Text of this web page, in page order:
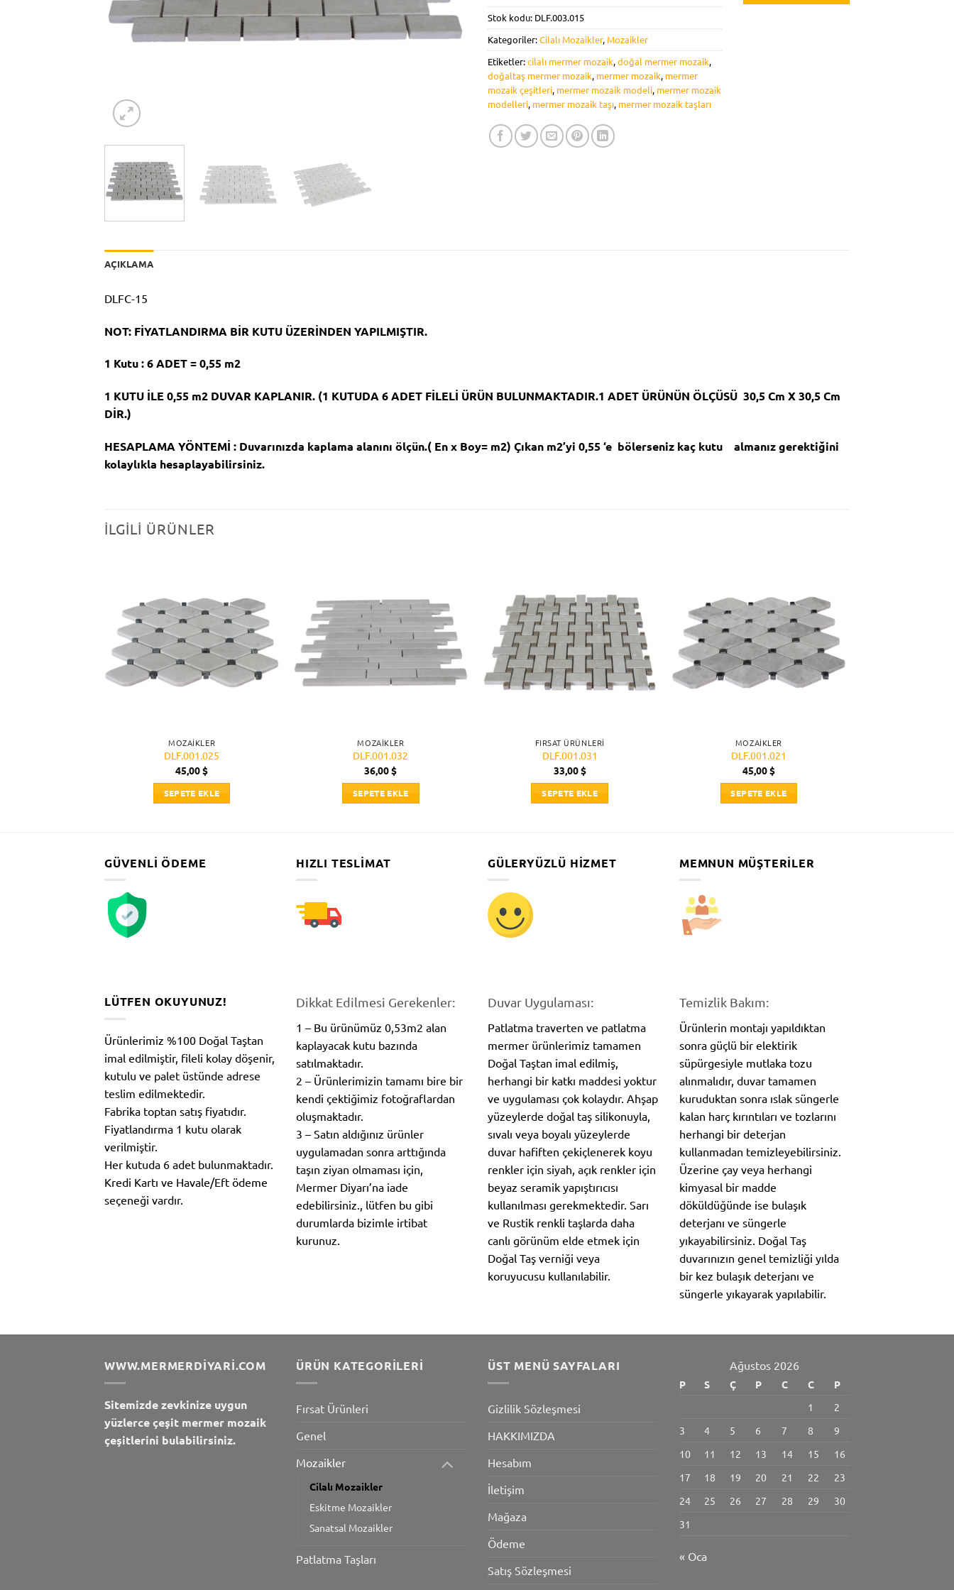
Stok kodu: DLF.003.015
Kategoriler:Cilalı Mozaikler, Mozaikler
Etiketler:cilalı mermer mozaik,doğal mermer mozaik,
doğaltaş mermer mozaik, mermer mozaik, mermer
mozaik çeşitleri, mermer mozaik modeli, mermer mozaik
modelleri, mermer mozaik taşı, mermer mozaik taşları
AÇIKLAMA
DLFC-15
NOT: FİYATLANDIRMA BİR KUTU ÜZERİNDEN YAPILMIŞTIR.
1 Kutu : 6 ADET = 0,55 m2
1 KUTU İLE 0,55 m2 DUVAR KAPLANIR. (1 KUTUDA 6 ADET FİLELİ ÜRÜN BULUNMAKTADIR.1 ADET ÜRÜNÜN ÖLÇÜSÜ 30,5 Cm X 30,5 Cm
DİR.)
HESAPLAMA YÖNTEMİ : Duvarınızda kaplama alanını ölçün.( En x Boy= m2) Çıkan m2’yi 0,55 ‘e bölerseniz kaç kutu almanız gerektiğini
kolaylıkla hesaplayabilirsiniz.
İLGILI ÜRÜNLER
MOZAIKLER
DLF.001.025
45,00$
SEPETE EKLE
MOZAIKLER
DLF.001.032
36,00$
SEPETE EKLE
FIRSAT ÜRÜNLERI
DLF.001.031
33,00$
SEPETE EKLE
MOZAIKLER
DLF.001.021
45,00$
SEPETE EKLE
GÜVENLI ÖDEME HIZLI TESLIMAT GÜLERYÜZLÜ HIZMET MEMNUN MÜŞTERILER
LÜTFEN OKUYUNUZ!
Ürünlerimiz %100 Doğal Taştan
imal edilmiştir, fileli kolay döşenir,
kutulu ve palet üstünde adrese
teslim edilmektedir.
Fabrika toptan satış fiyatıdır.
Fiyatlandırma 1 kutu olarak
verilmiştir.
Her kutuda 6 adet bulunmaktadır.
Kredi Kartı ve Havale/Eft ödeme
seçeneği vardır.
Dikkat Edilmesi Gerekenler:
1 – Bu ürünümüz 0,53m2 alan
kaplayacak kutu bazında
satılmaktadır.
2 – Ürünlerimizin tamamı bire bir
kendi çektiğimiz fotoğraflardan
oluşmaktadır.
3 – Satın aldığınız ürünler
uygulamadan sonra arttığında
taşın ziyan olmaması için,
Mermer Diyarı’na iade
edebilirsiniz., lütfen bu gibi
durumlarda bizimle irtibat
kurunuz.
Duvar Uygulaması:
Patlatma traverten ve patlatma
mermer ürünlerimiz tamamen
Doğal Taştan imal edilmiş,
herhangi bir katkı maddesi yoktur
ve uygulaması çok kolaydır. Ahşap
yüzeylerde doğal taş silikonuyla,
sıvalı veya boyalı yüzeylerde
duvar hafiften çekiçlenerek koyu
renkler için siyah, açık renkler için
beyaz seramik yapıştırıcısı
kullanılması gerekmektedir. Sarı
ve Rustik renkli taşlarda daha
canlı görünüm elde etmek için
Doğal Taş verniği veya
koruyucusu kullanılabilir.
Temizlik Bakım:
Ürünlerin montajı yapıldıktan
sonra güçlü bir elektirik
süpürgesiyle mutlaka tozu
alınmalıdır, duvar tamamen
kuruduktan sonra ıslak süngerle
kalan harç kırıntıları ve tozlarını
herhangi bir deterjan
kullanmadan temizleyebilirsiniz.
Üzerine çay veya herhangi
kimyasal bir madde
döküldüğünde ise bulaşık
deterjanı ve süngerle
yıkayabilirsiniz. Doğal Taş
duvarınızın genel temizliği yılda
bir kez bulaşık deterjanı ve
süngerle yıkayarak yapılabilir.
WWW.MERMERDIYARI.COM
Sitemizde zevkinize uygun
yüzlerce çeşit mermer mozaik
çeşitlerini bulabilirsiniz.
ÜRÜN KATEGORILERI
Fırsat Ürünleri
Genel
Mozaikler
Cilalı Mozaikler
Eskitme Mozaikler
Sanatsal Mozaikler
Patlatma Taşları
ÜST MENÜ SAYFALARI
Gizlilik Sözleşmesi
HAKKIMIZDA
Hesabım
İletişim
Mağaza
Ödeme
Satış Sözleşmesi
Ağustos 2026
P S Ç P C C
P
1
2
3
4 5 6 7 8
9
10
11 12 13 14 15
16
17
18 19 20 21 22
23
24
25 26 27 28 29
30
31
« Oca